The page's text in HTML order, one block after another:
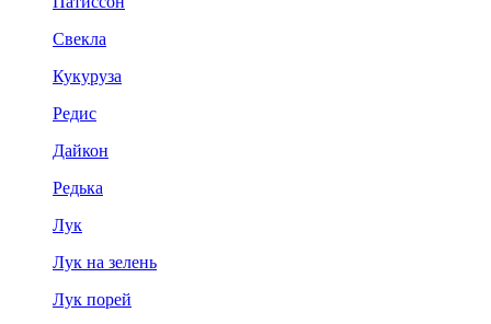
Свекла
Кукуруза
Редис
Дайкон
Редька
Лук
Лук на зелень
Лук порей